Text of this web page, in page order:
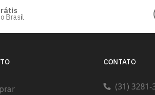
Brasil
CONTATO
(31) 3281-